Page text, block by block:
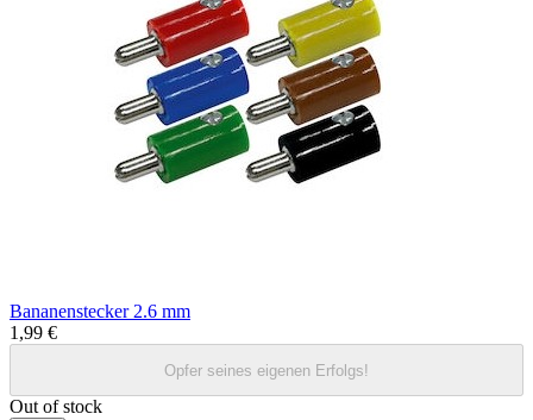
Bananenstecker 2.6 mm
1,99 €
Opfer seines eigenen Erfolgs!
Out of stock